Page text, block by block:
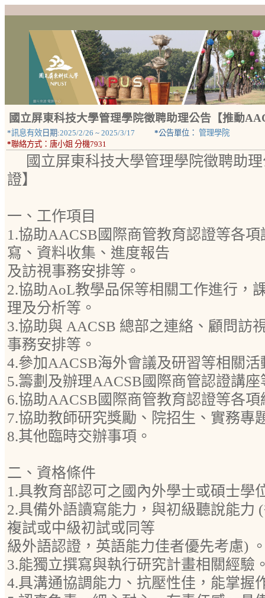
國立屏東科技大學管理學院徵聘助理公告【推動
*訊息有效 日期:2025/2/26 ~ 2025/3/17 *公告單位： 管理學院
*聯絡方式： 唐小姐 分機7931
國立屏東科技大學管理學院徵聘助
證】
一、工作項目
1.協助AACSB國際商管教育認證等各
寫、資料收集、進度報告
及訪視事務安排等。
2.協助AoL教學品保等相關工作進行，
理及分析等。
3.協助與 AACSB 總部之連絡、顧問訪
事務安排等。
4.參加AACSB海外會議及研習等相關活
5.籌劃及辦理AACSB國際商管認證講
6.協助AACSB國際商管教育認證等各
7.協助教師研究獎勵、院招生、實務專
8.其他臨時交辦事項。
二、資格條件
1.具教育部認可之國內外學士或碩士學
2.具備外語讀寫能力，與初級聽說能力
複試或中級初試或同等
級外語認證，英語能力佳者優先考慮)
3.能獨立撰寫與執行研究計畫相關經驗
4.具溝通協調能力、抗壓性佳，能掌握